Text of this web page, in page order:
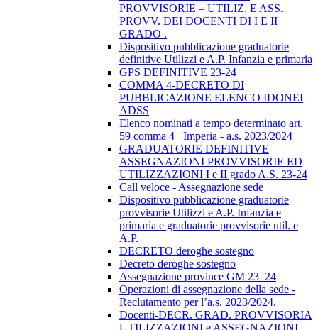
PROVVISORIE – UTILIZ. E ASS.
PROVV. DEI DOCENTI DI I E II
GRADO .
Dispositivo pubblicazione graduatorie
definitive Utilizzi e A.P. Infanzia e primaria
GPS DEFINITIVE 23-24
COMMA 4-DECRETO DI
PUBBLICAZIONE ELENCO IDONEI
ADSS
Elenco nominati a tempo determinato art.
59 comma 4_ Imperia - a.s. 2023/2024
GRADUATORIE DEFINITIVE
ASSEGNAZIONI PROVVISORIE ED
UTILIZZAZIONI I e II grado A.S. 23-24
Call veloce - Assegnazione sede
Dispositivo pubblicazione graduatorie
provvisorie Utilizzi e A.P. Infanzia e
primaria e graduatorie provvisorie util. e
A.P.
DECRETO deroghe sostegno
Decreto deroghe sostegno
Assegnazione province GM 23_24
Operazioni di assegnazione della sede -
Reclutamento per l’a.s. 2023/2024.
Docenti-DECR. GRAD. PROVVISORIA